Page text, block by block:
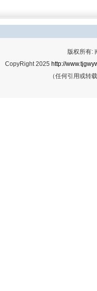
版权所有:
CopyRight 2025 http://
（任何引用或转